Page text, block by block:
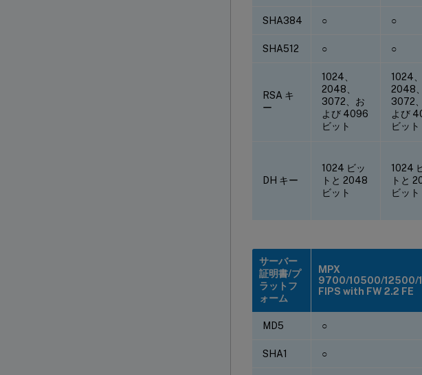
SHA384 ○ ○
SHA512 ○ ○
RSA キ
ー
1024、
2048、
3072、お
よび 4096
ビット
1024、
2048、
3072
よび
ビット
DH キー
1024 ビッ
トと 2048
ビット
1024
トと
ビット
サーバー
証明書/プ
ラットフ
ォーム
MPX
9700/10500/12500/
FIPS with FW 2.2 FE
MD5 ○
SHA1 ○